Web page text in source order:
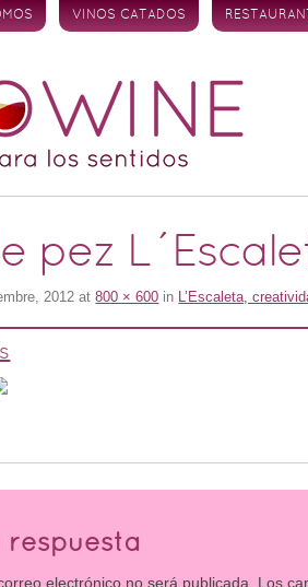
VINOS CATADOS
pez
2012 at800 × 600 in L’Escaleta,
respuesta
electrónico no será publicada. Los